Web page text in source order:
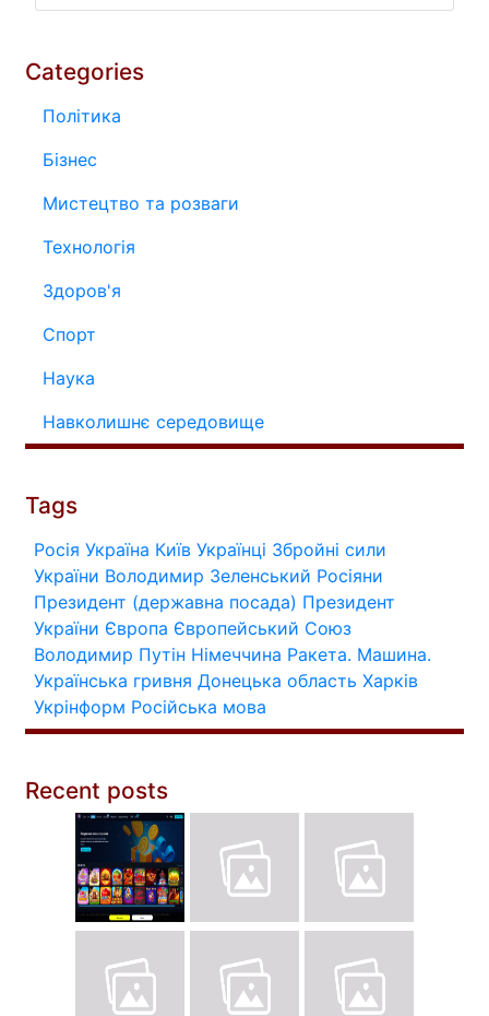
Categories
Політика
Бізнес
Мистецтво та розваги
Технологія
Здоров'я
Спорт
Наука
Навколишнє середовище
Tags
Росія Україна Київ Українці Збройні сили
України Володимир Зеленський Росіяни
Президент (державна посада) Президент
України Європа Європейський Союз
Володимир Путін Німеччина Ракета. Машина.
Українська гривня Донецька область Харків
Укрінформ Російська мова
Recent posts